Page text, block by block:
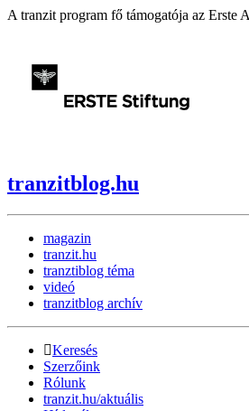
A tranzit program fő támogatója az Erste
tranzitblog.hu
magazin
tranzit.hu
tranztiblog téma
videó
tranzitblog archív
Keresés
Szerzőink
Rólunk
tranzit.hu/aktuális